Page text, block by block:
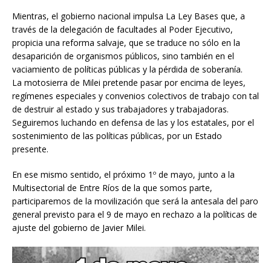
o
k
p
Mientras, el gobierno nacional impulsa La Ley Bases que, a
través de la delegación de facultades al Poder Ejecutivo,
propicia una reforma salvaje, que se traduce no sólo en la
desaparición de organismos públicos, sino también en el
vaciamiento de políticas públicas y la pérdida de soberanía.
La motosierra de Milei pretende pasar por encima de leyes,
regímenes especiales y convenios colectivos de trabajo con tal
de destruir al estado y sus trabajadores y trabajadoras.
Seguiremos luchando en defensa de las y los estatales, por el
sostenimiento de las políticas públicas, por un Estado
presente.
En ese mismo sentido, el próximo 1º de mayo, junto a la
Multisectorial de Entre Ríos de la que somos parte,
participaremos de la movilización que será la antesala del paro
general previsto para el 9 de mayo en rechazo a la políticas de
ajuste del gobierno de Javier Milei.